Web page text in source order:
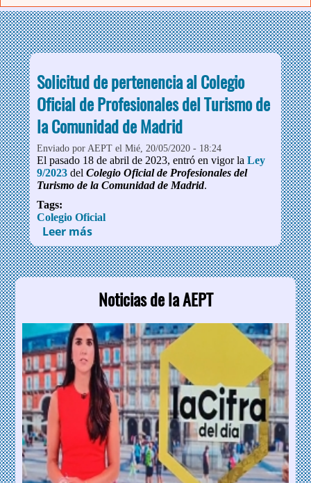
Solicitud de pertenencia al Colegio
Oficial de Profesionales del Turismo de
la Comunidad de Madrid
Enviado por AEPTel Mié, 20/05/2020 - 18:24
El pasado 18 de abril de 2023, entró en vigor la Ley
9/2023del Colegio Oficial de Profesionales del
Turismo de la Comunidad de Madrid.
Tags:
Colegio Oficial
Leer mássobre Solicitud de pertenencia al
Colegio Oficial de Profesionales del
Turismo de la Comunidad de Madrid
Noticias de la AEPT